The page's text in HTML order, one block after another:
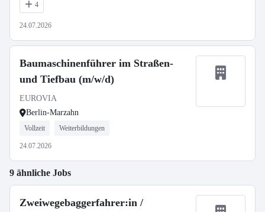
4
24.07.2026
Baumaschinenführer im Straßen-
und Tiefbau (m/w/d)
EUROVIA
Berlin-Marzahn
Vollzeit Weiterbildungen
24.07.2026
9 ähnliche Jobs
Zweiwegebaggerfahrer:in /